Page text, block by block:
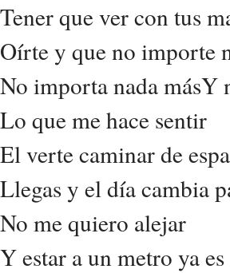
Tener que ver con tus
Oírte y que no importe
No importa nada másY
Lo que me hace sentir
El verte caminar de
Llegas y el día cambia
No me quiero alejar
Y estar a un metro ya